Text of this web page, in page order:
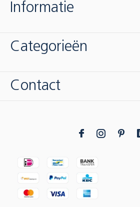
Informatie
Categorieën
Contact